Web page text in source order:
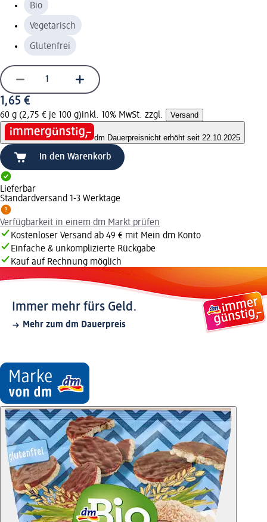
Bio
Vegetarisch
Glutenfrei
1,65 €
60 g (2,75 € je 100 g)inkl. 10% MwSt. zzgl. Versand
dm Dauerpreisnicht erhöht seit 22.10.2025
In den Warenkorb
Lieferbar
Standardversand 1-3 Werktage
Verfügbarkeit in einem dm Markt prüfen
Kostenloser Versand ab 49 € mit Mein dm Konto
Einfache & unkomplizierte Rückgabe
Kauf auf Rechnung möglich
Immer mehr fürs Geld.
Mehr zum dm Dauerpreis